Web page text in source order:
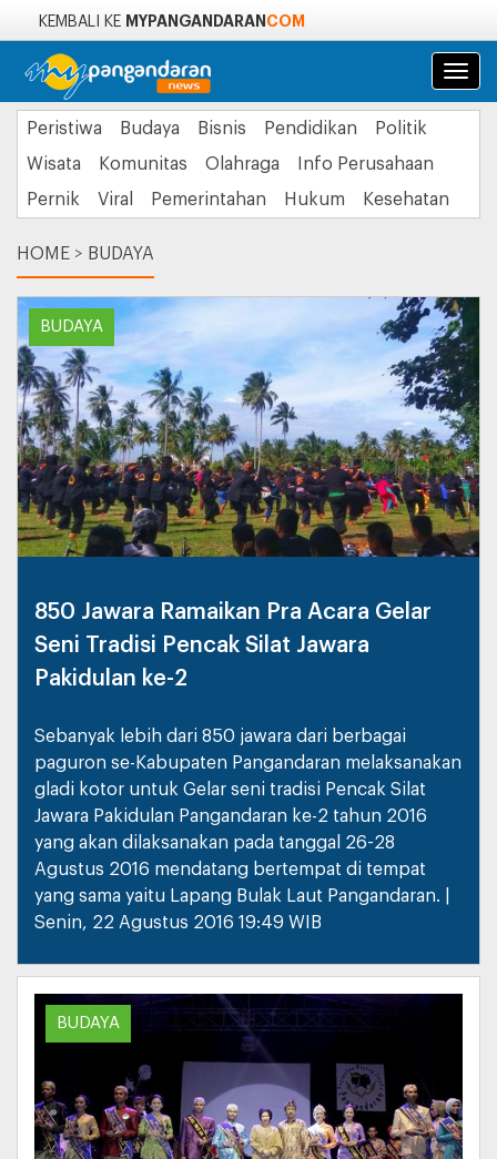
KEMBALI KE MYPANGANDARAN COM
Peristiwa Budaya Bisnis Pendidikan
Politik
Wisata
Komunitas Olahraga
Info Perusahaan
Pernik
Viral Pemerintahan Hukum Kesehatan
HOME > BUDAYA
BUDAYA
850 Jawara Ramaikan Pra Acara Gelar
Seni Tradisi Pencak Silat Jawara
Pakidulan ke-2
Sebanyak lebih dari 850 jawara dari berbagai
paguron se-Kabupaten Pangandaran melaksanakan
gladi kotor untuk Gelar seni tradisi Pencak Silat
Jawara Pakidulan Pangandaran ke-2 tahun 2016
yang akan dilaksanakan pada tanggal 26-28
Agustus 2016 mendatang bertempat di tempat
yang sama yaitu Lapang Bulak Laut Pangandaran. |
Senin, 22 Agustus 2016 19:49 WIB
BUDAYA